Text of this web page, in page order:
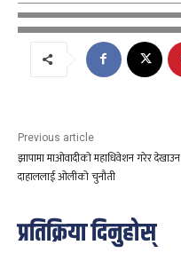
Previous article
झापामा माओवादीको महाधिवेशन गरेर देखाउन
दाहाललाई ओलीको चुनौती
प्रतिक्रिया दिनुहोस्